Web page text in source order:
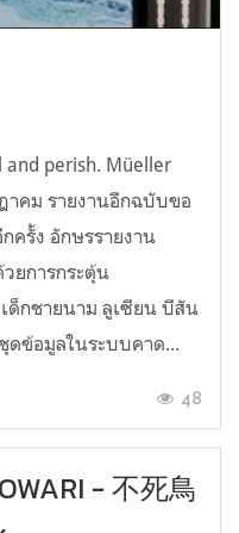
and perish. Müeller
าคม รายงานอีกฉบับขอ
ครั้ง อักษรรายงาน
ยการกระตุ้น
ด็กชายนาม ลูเซียน บีสัน
ดข้อมูลในระบบคาด...
48
- 不死鳥